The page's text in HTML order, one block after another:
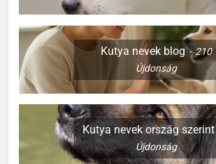
Kutya nevek blog
210
Újdonság
Kutya nevek ország szerint
Újdonság